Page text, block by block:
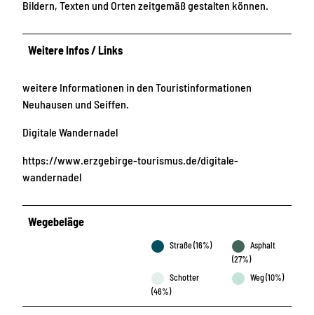
Bildern, Texten und Orten zeitgemäß gestalten können.
Weitere Infos / Links
weitere Informationen in den Touristinformationen
Neuhausen und Seiffen.
Digitale Wandernadel
https://www.erzgebirge-tourismus.de/digitale-
wandernadel
Wegebeläge
Straße (16%)
Asphalt
(27%)
Schotter
(46%)
Weg (10%)